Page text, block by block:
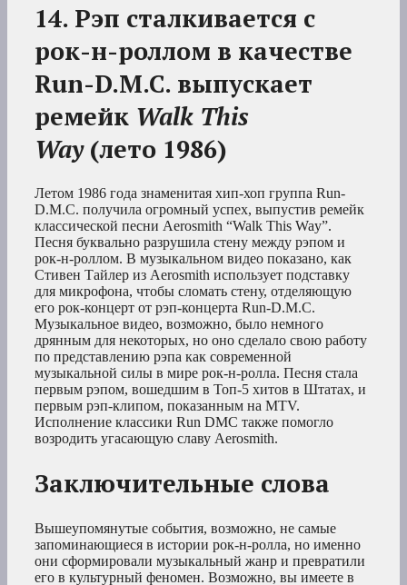
14. Рэп сталкивается с
рок-н-роллом в качестве
Run-D.M.C. выпускает
ремейк Walk This
Way(лето 1986)
Летом 1986 года знаменитая хип-хоп группа Run-
D.M.C. получила огромный успех, выпустив ремейк
классической песни Aerosmith “Walk This Way”.
Песня буквально разрушила стену между рэпом и
рок-н-роллом. В музыкальном видео показано, как
Стивен Тайлер из Aerosmith использует подставку
для микрофона, чтобы сломать стену, отделяющую
его рок-концерт от рэп-концерта Run-D.M.C.
Музыкальное видео, возможно, было немного
дрянным для некоторых, но оно сделало свою работу
по представлению рэпа как современной
музыкальной силы в мире рок-н-ролла. Песня стала
первым рэпом, вошедшим в Топ-5 хитов в Штатах, и
первым рэп-клипом, показанным на MTV.
Исполнение классики Run DMC также помогло
возродить угасающую славу Aerosmith.
Заключительные слова
Вышеупомянутые события, возможно, не самые
запоминающиеся в истории рок-н-ролла, но именно
они сформировали музыкальный жанр и превратили
его в культурный феномен. Возможно, вы имеете в